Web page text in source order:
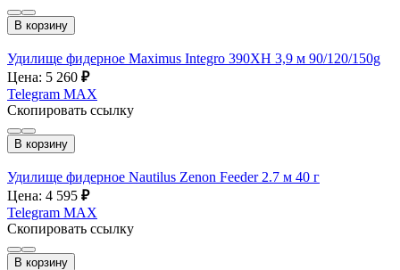
В корзину
Удилище фидерное Maximus Integro 390XH 3,9 м 90/120/150g
Цена: 5 260 ₽
Telegram MAX
Скопировать ссылку
В корзину
Удилище фидерное Nautilus Zenon Feeder 2.7 м 40 г
Цена: 4 595 ₽
Telegram MAX
Скопировать ссылку
В корзину